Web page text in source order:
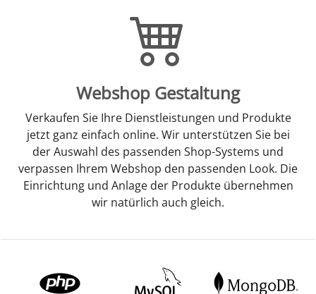
Webshop Gestaltung
Verkaufen Sie Ihre Dienstleistungen und Produkte
jetzt ganz einfach online. Wir unterstützen Sie bei
der Auswahl des passenden Shop-Systems und
verpassen Ihrem Webshop den passenden Look. Die
Einrichtung und Anlage der Produkte übernehmen
wir natürlich auch gleich.